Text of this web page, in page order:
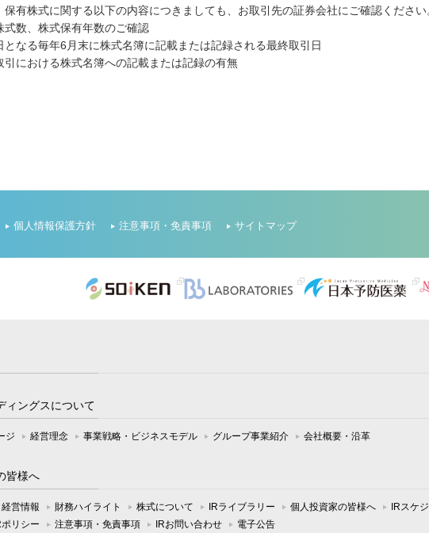
保有株式に関する以下の内容につきましても、お取引先の証券会社にご確認ください
式数、株式保有年数のご確認
となる毎年6月末に株式名簿に記載または記録される最終取引日
引における株式名簿への記載または記録の有無
個人情報保護方針 注意事項・免責事項 サイトマップ
ィングスについて
ジ 経営理念 事業戦略・ビジネスモデル グループ事業紹介 会社概要・沿革
皆様へ
経営情報 財務ハイライト 株式について IRライブラリー 個人投資家の皆様へ
IRスケ
ポリシー 注意事項・免責事項 IRお問い合わせ 電子公告